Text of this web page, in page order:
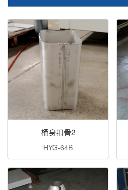
桶身扣骨2
HYG-64B